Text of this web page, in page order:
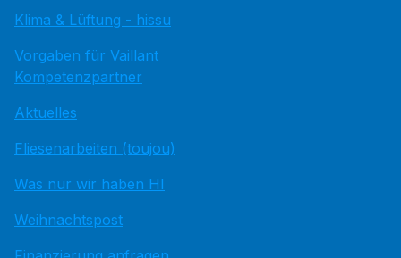
Klima & Lüftung - hissu
Vorgaben für Vaillant
Kompetenzpartner
Aktuelles
Fliesenarbeiten (toujou)
Was nur wir haben HI
Weihnachtspost